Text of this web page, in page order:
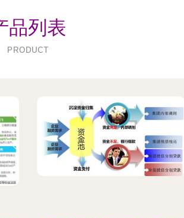
品列表
PRODUCT